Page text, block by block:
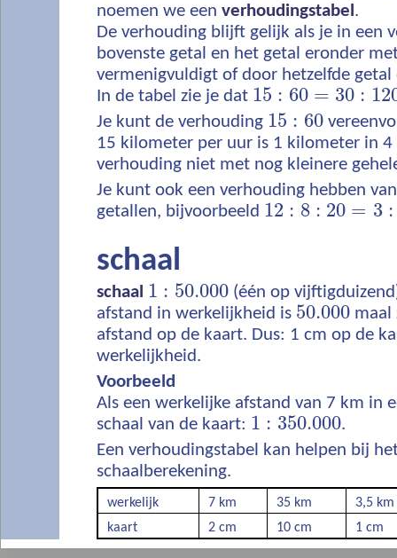
noemen we een verhoudingstabel .
De verhouding blijft gelijk als je in een
bovenste getal en het getal eronder
vermenigvuldigt of door hetzelfde getal
In de tabel zie je dat 15 : 60 = 30 :
Je kunt de verhouding 15 : 60
15 kilometer per uur is 1 kilometer in
verhouding niet met nog kleinere
Je kunt ook een verhouding hebben
getallen, bijvoorbeeld 12 : 8 : 20 = 3 :
schaal
schaal 1 : 50.000(één op
afstand in werkelijkheid is 50.000 maal
afstand op de kaart. Dus: 1 cm op de
werkelijkheid.
Voorbeeld
Als een werkelijke afstand van 7 km in
schaal van de kaart: 1 : 350.000.
Een verhoudingstabel kan helpen bij
schaalberekening.
werkelijk 7 km 35 km
3,5 km
kaart
2 cm 10 cm 1 cm